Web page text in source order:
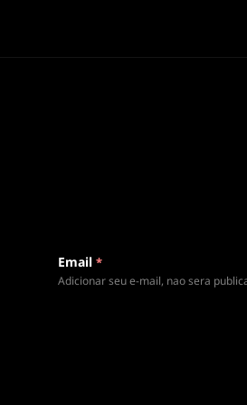
Email *
Adicionar seu e-mail, nao sera